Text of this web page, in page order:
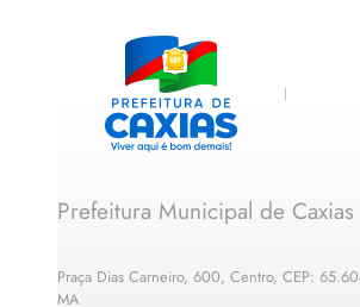
Prefeitura Municipal de Caxias
Praça Dias Carneiro, 600, Centro, CEP:
MA